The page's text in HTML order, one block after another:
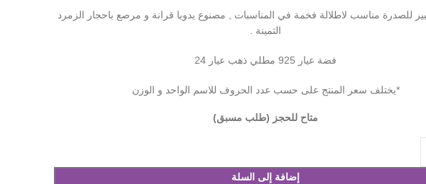
للصدرة مناسب لاطلالة فخمة في المناسبات , مصنوع يدويا قرانة و مرصع باحجار الزمرد
الثمينة .
فضة عيار 925 مطلي ذهب عيار 24
*يختلف سعر المنتج على حسب عدد الحروف للاسم الواحد و الوزن
متاح للحجز (طلب مسبق)
إضافة إلى السلة